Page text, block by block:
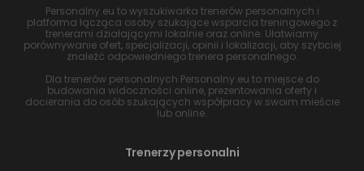
Personalny.eu to wyszukiwarka trenerów personalnych i
platforma łącząca osoby szukające wsparcia treningowego z
trenerami działającymi lokalnie oraz online. Ułatwiamy
porównywanie ofert, specjalizacji, opinii i lokalizacji, aby szybciej
znaleźć odpowiedniego trenera personalnego.
Dla trenerów personalnych Personalny.eu to miejsce do
budowania widoczności online, prezentowania oferty i
docierania do osób szukających współpracy w swoim mieście
lub online.
Trenerzy personalni